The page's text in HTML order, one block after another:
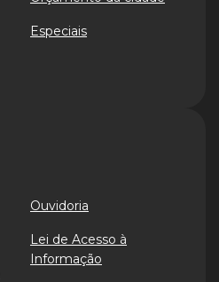
Especiais
Ouvidoria
Lei de Acesso à
Informação